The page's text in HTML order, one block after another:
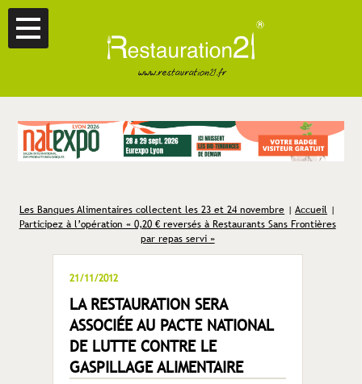
Les Banques Alimentaires collectent les 23 et 24 novembre |Accueil |
Participez à l’opération « 0,20 € reversés à Restaurants Sans Frontières
par repas servi »
21/11/2012
LA RESTAURATION SERA
ASSOCIÉE AU PACTE NATIONAL
DE LUTTE CONTRE LE
GASPILLAGE ALIMENTAIRE